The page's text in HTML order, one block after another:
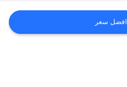
افضل سعر